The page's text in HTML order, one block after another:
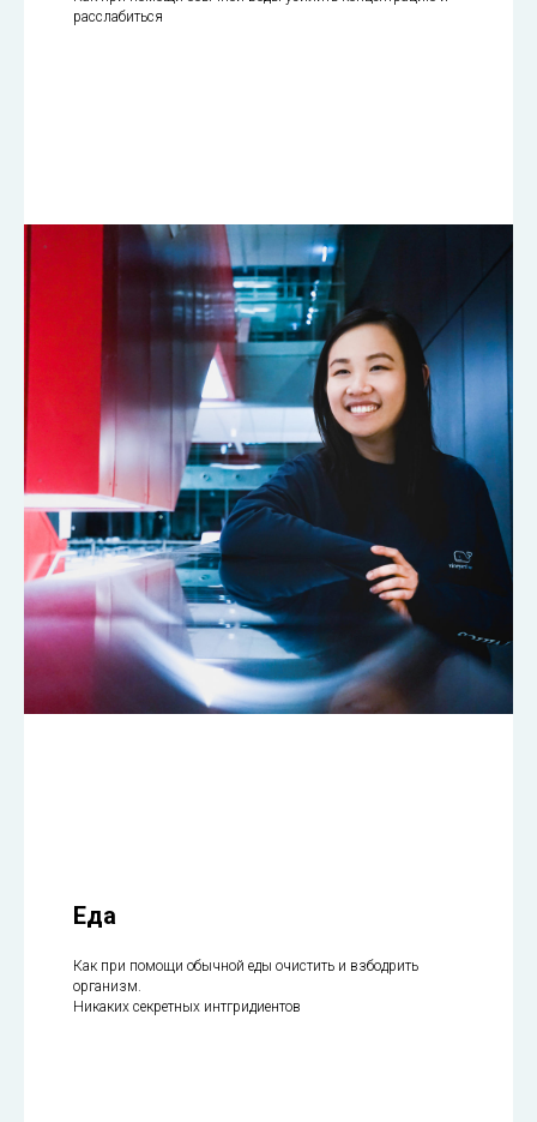
расслабиться
Еда
Как при помощи обычной еды очистить и взбодрить
организм.
Никаких секретных интгридиентов